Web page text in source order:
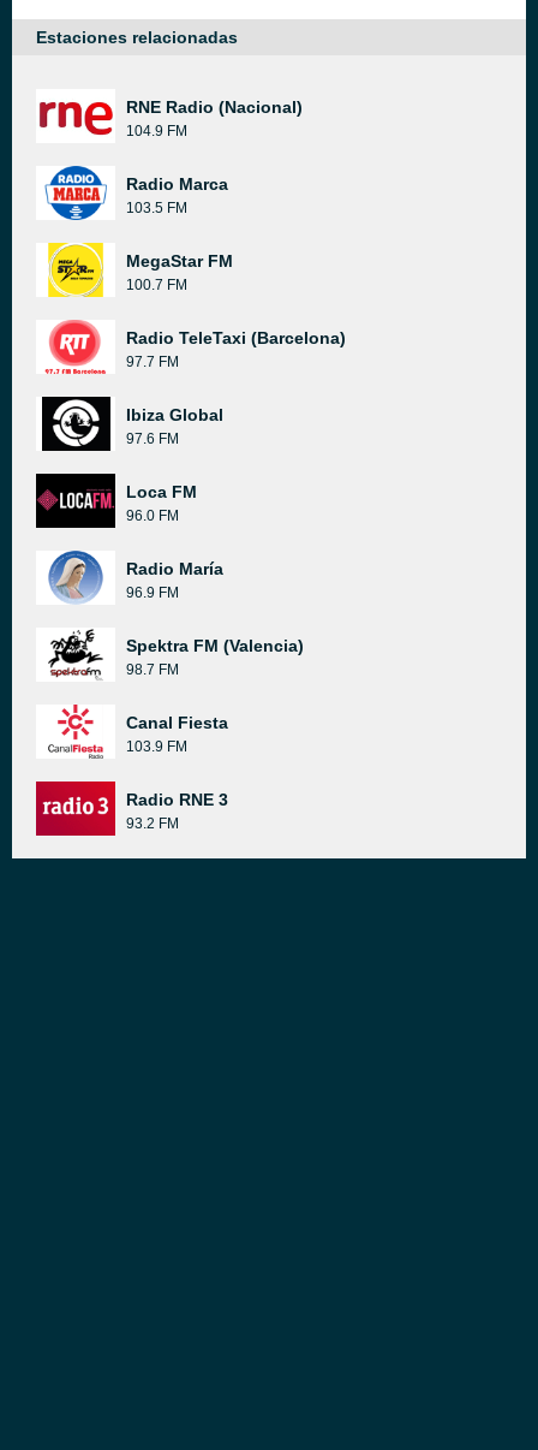
Estaciones relacionadas
RNE Radio (Nacional)
104.9 FM
Radio Marca
103.5 FM
MegaStar FM
100.7 FM
Radio TeleTaxi (Barcelona)
97.7 FM
Ibiza Global
97.6 FM
Loca FM
96.0 FM
Radio María
96.9 FM
Spektra FM (Valencia)
98.7 FM
Canal Fiesta
103.9 FM
Radio RNE 3
93.2 FM